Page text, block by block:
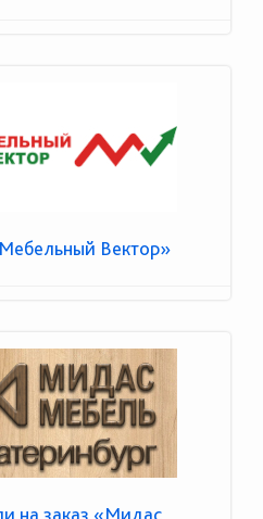
Вектор»
на заказ «Мидас